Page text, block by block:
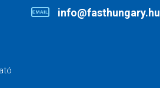
info@fasthungary.hu